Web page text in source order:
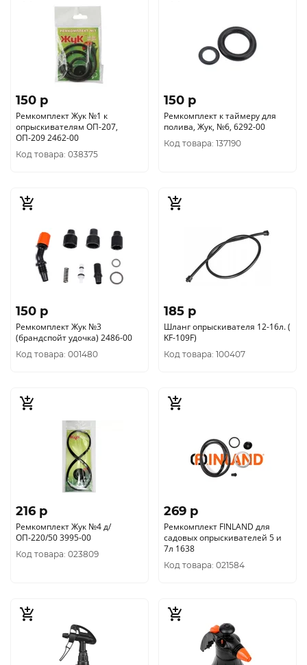
150 p
Ремкомплект Жук №1 к
опрыскивателям ОП-207,
ОП-209 2462-00
Код товара: 038375
150 p
Ремкомплект к таймеру для
полива, Жук, №6, 6292-00
Код товара: 137190
150 p
Ремкомплект Жук №3
(брандспойт удочка) 2486-00
Код товара: 001480
185 p
Шланг опрыскивателя 12-16л. (
KF-109F)
Код товара: 100407
216 p
Ремкомплект Жук №4 д/
ОП-220/50 3995-00
Код товара: 023809
269 p
Ремкомплект FINLAND для
садовых опрыскивателей 5 и
7л 1638
Код товара: 021584